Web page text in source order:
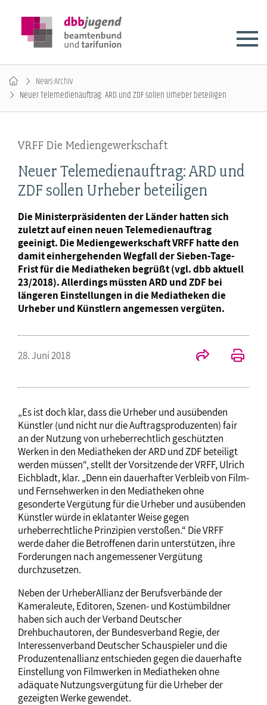
News-Archiv
Neuer Telemedienauftrag: ARD und ZDF sollen Urheber beteiligen
VRFF Die Mediengewerkschaft
Neuer Telemedienauftrag: ARD und
ZDF sollen Urheber beteiligen
Die Ministerpräsidenten der Länder hatten sich
zuletzt auf einen neuen Telemedienauftrag
geeinigt. Die Mediengewerkschaft VRFF hatte den
damit einhergehenden Wegfall der Sieben-Tage-
Frist für die Mediatheken begrüßt (vgl. dbb aktuell
23/2018). Allerdings müssten ARD und ZDF bei
längeren Einstellungen in die Mediatheken die
Urheber und Künstlern angemessen vergüten.
28. Juni 2018
„Es ist doch klar, dass die Urheber und ausübenden
Künstler (und nicht nur die Auftragsproduzenten) fair
an der Nutzung von urheberrechtlich geschützten
Werken in den Mediatheken der ARD und ZDF beteiligt
werden müssen“, stellt der Vorsitzende der VRFF, Ulrich
Eichbladt, klar. „Denn ein dauerhafter Verbleib von Film-
und Fernsehwerken in den Mediatheken ohne
gesonderte Vergütung für die Urheber und ausübenden
Künstler würde in eklatanter Weise gegen
urheberrechtliche Prinzipien verstoßen.“ Die VRFF
werde daher die Betroffenen darin unterstützen, ihre
Forderungen nach angemessener Vergütung
durchzusetzen.
Neben der UrheberAllianz der Berufsverbände der
Kameraleute, Editoren, Szenen- und Kostümbildner
haben sich auch der Verband Deutscher
Drehbuchautoren, der Bundesverband Regie, der
Interessenverband Deutscher Schauspieler und die
Produzentenallianz entschieden gegen die dauerhafte
Einstellung von Filmwerken in Mediatheken ohne
adäquate Nutzungsvergütung für die Urheber der
gezeigten Werke gewendet.